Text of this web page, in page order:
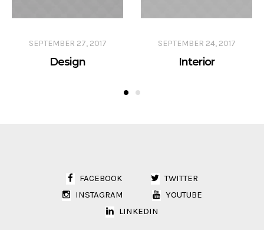
SEPTEMBER 27, 2017
Design
SEPTEMBER 24, 2017
Interior
FACEBOOK
TWITTER
INSTAGRAM
YOUTUBE
LINKEDIN